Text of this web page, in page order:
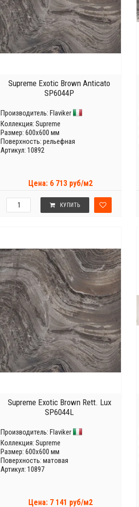
Supreme Exotic Brown Anticato
SP6044P
Производитель: Flaviker
Коллекция: Supreme
Размер: 600x600 мм
Поверхность: рельефная
Артикул: 10892
Цена: 6 713 руб/м2
КУПИТЬ
Supreme Exotic Brown Rett. Lux
SP6044L
Производитель: Flaviker
Коллекция: Supreme
Размер: 600x600 мм
Поверхность: матовая
Артикул: 10897
Цена: 7 141 руб/м2